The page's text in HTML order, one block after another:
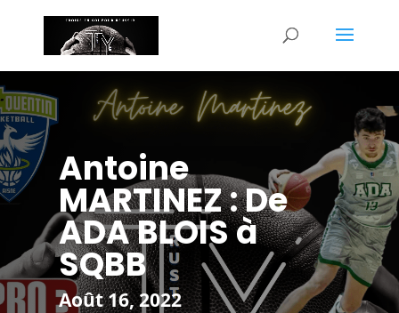
Antoine
MARTINEZ : De
ADA BLOIS à
SQBB
Août 16, 2022